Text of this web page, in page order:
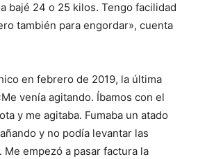
bajé 24 o 25 kilos. Tengo facilidad
también para engordar», cuenta
en febrero de 2019, la última
venía agitando. Íbamos con el
y me agitaba. Fumaba un atado
y no podía levantar las
Me empezó a pasar factura la